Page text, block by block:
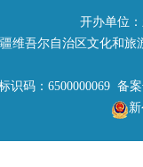
区发
者并正
据有关
行，
开办单位
维吾尔自治区文化和
识码：6500000069 备